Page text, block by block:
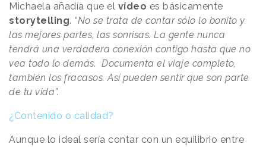
Michaela añadía que el vídeo es básicamente
storytelling. “No se trata de contar sólo lo bonito y
las mejores partes, las sonrisas. La gente nunca
tendrá una verdadera conexión contigo hasta que no
vea todo lo demás. Documenta el viaje completo,
también los fracasos. Así pueden sentir que son parte
de tu vida”.
¿Contenido o calidad?
Aunque lo ideal sería contar con un equilibrio entre